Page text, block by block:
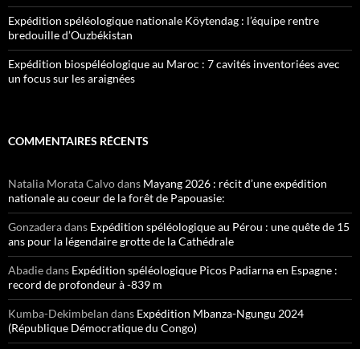
Expédition spéléologique nationale Köytendag : l’équipe rentre
bredouille d’Ouzbékistan
Expédition biospéléologique au Maroc : 7 cavités inventoriées avec
un focus sur les araignées
COMMENTAIRES RÉCENTS
Natalia Morata Calvodans Mayang 2026 : récit d’une expédition
nationale au coeur de la forêt de Papouasie:
Gonzaderadans Expédition spéléologique au Pérou : une quête de 15
ans pour la légendaire grotte de la Cathédrale
Abadiedans Expédition spéléologique Picos Padiarna en Espagne :
record de profondeur à -839 m
Kumba-Dekimbelan dans Expédition Mbanza-Ngungu 2024
(République Démocratique du Congo)